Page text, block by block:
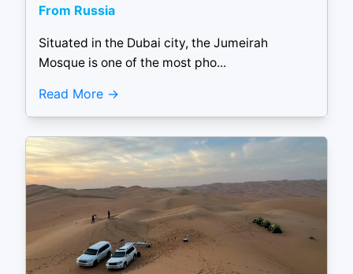
From Russia
Situated in the Dubai city, the Jumeirah
Mosque is one of the most pho...
Read More